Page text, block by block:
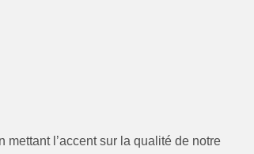
l’accent sur la qualité de notre